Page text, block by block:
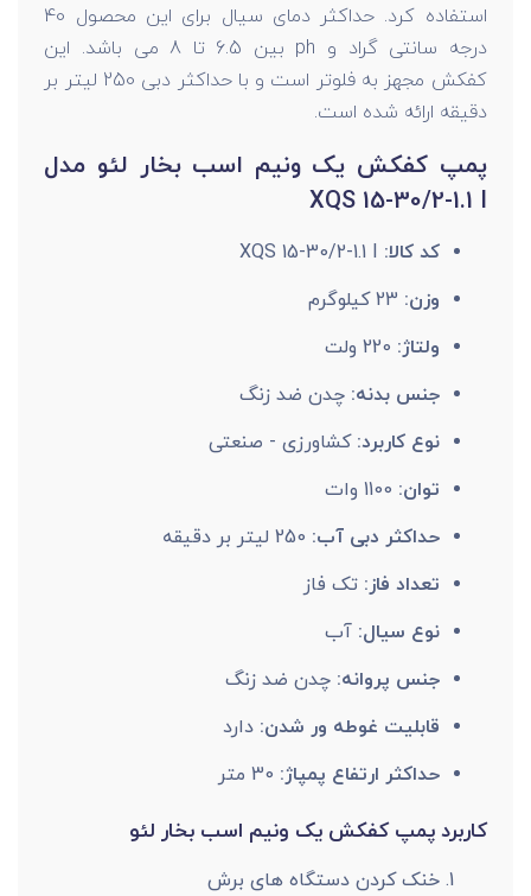
استفاده کرد. حداکثر دمای سیال برای این محصول 40
درجه سانتی گراد و ph بین 6.5 تا 8 می باشد. این
کفکش مجهز به فلوتر است و با حداکثر دبی 250 لیتر بر
دقیقه ارائه شده است.
پمپ کفکش یک ونیم اسب بخار لئو مدل
XQS 15-30/2-1.1 I
کد کالا:
وزن:
ولتاژ: 220 ولت
جنس بدنه: چدن ضد زنگ
نوع کاربرد:کشاورزی - صنعتی
توان:
حداکثر دبی آب:
تعداد فاز: تک فاز
نوع سیال: آب
جنس پروانه: چدن ضد زنگ
قابلیت غوطه ور شدن: دارد
حداکثر ارتفاع پمپاژ: 30 متر
کاربرد پمپ کفکش یک ونیم اسب بخار لئو
خنک کردن دستگاه های برش